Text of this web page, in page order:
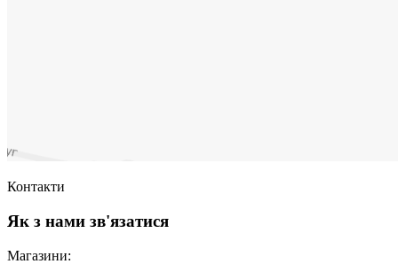
Контакти
Як з нами зв'язатися
Магазини: